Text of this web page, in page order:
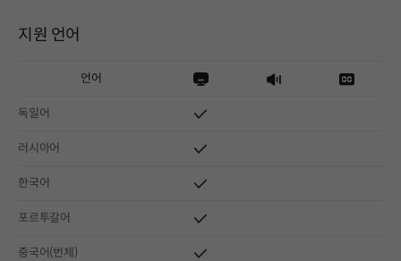
지원 언어
언어
독일어
러시아어
한국어
포르투갈어
중국어(번체)